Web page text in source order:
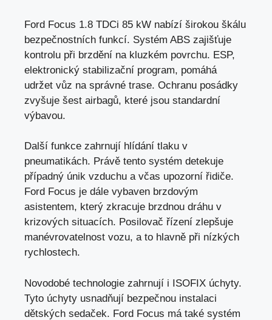
Ford Focus 1.8 TDCi 85 kW nabízí širokou škálu
bezpečnostních funkcí. Systém ABS zajišťuje
kontrolu při brzdění na kluzkém povrchu. ESP,
elektronický stabilizační program, pomáhá
udržet vůz na správné trase. Ochranu posádky
zvyšuje šest airbagů, které jsou standardní
výbavou.
Další funkce zahrnují hlídání tlaku v
pneumatikách. Právě tento systém detekuje
případný únik vzduchu a včas upozorní řidiče.
Ford Focus je dále vybaven brzdovým
asistentem, který zkracuje brzdnou dráhu v
krizových situacích. Posilovač řízení zlepšuje
manévrovatelnost vozu, a to hlavně při nízkých
rychlostech.
Novodobé technologie zahrnují i ISOFIX úchyty.
Tyto úchyty usnadňují bezpečnou instalaci
dětských sedaček. Ford Focus má také systém